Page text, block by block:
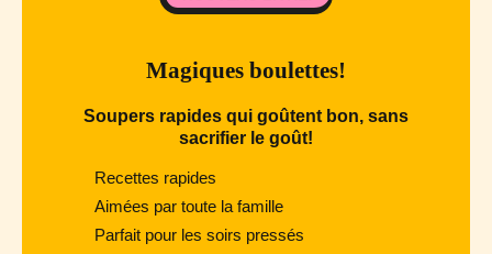
Magiques boulettes!
Soupers rapides qui goûtent bon, sans
sacrifier le goût!
Recettes rapides
Aimées par toute la famille
Parfait pour les soirs pressés